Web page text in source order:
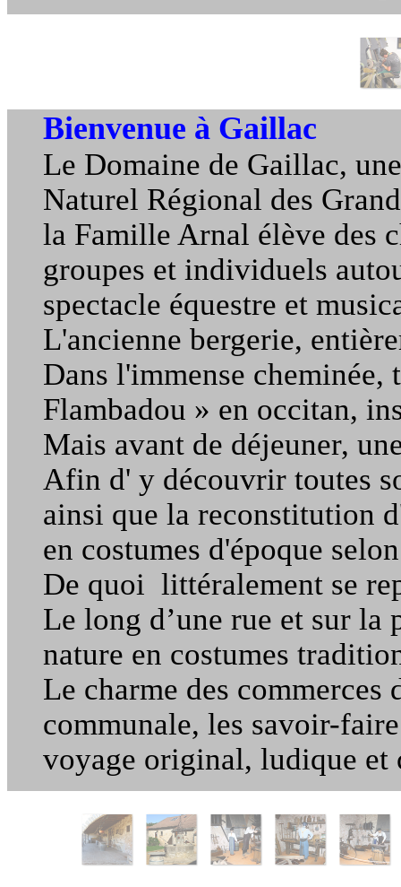
Bienvenue à Gaillac
Le Domaine de Gaillac,
Naturel Régional des
la Famille Arnal élève des
groupes et individuels
spectacle équestre et
L'ancienne bergerie,
Dans l'immense cheminée,
Flambadou » en occitan,
Mais avant de déjeuner,
Afin d' y découvrir toutes
ainsi que la reconstitution
en costumes d'époque
De quoi littéralement se
Le long d’une rue et sur la
nature en costumes
Le charme des commerces
communale, les savoir-
voyage original, ludique et